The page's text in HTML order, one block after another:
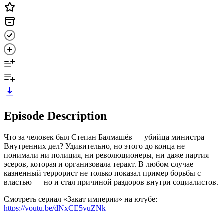
Episode Description
Что за человек был Степан Балмашёв — убийца министра
Внутренних дел? Удивительно, но этого до конца не
понимали ни полиция, ни революционеры, ни даже партия
эсеров, которая и организовала теракт. В любом случае
казненный террорист не только показал пример борьбы с
властью — но и стал причиной раздоров внутри социалистов.
Смотреть сериал «Закат империи» на ютубе:
https://youtu.be/dNxCE5yuZNk